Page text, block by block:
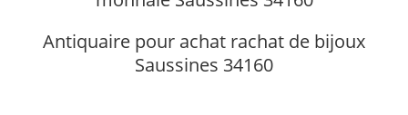
Antiquaire pour achat rachat de bijoux
Saussines 34160